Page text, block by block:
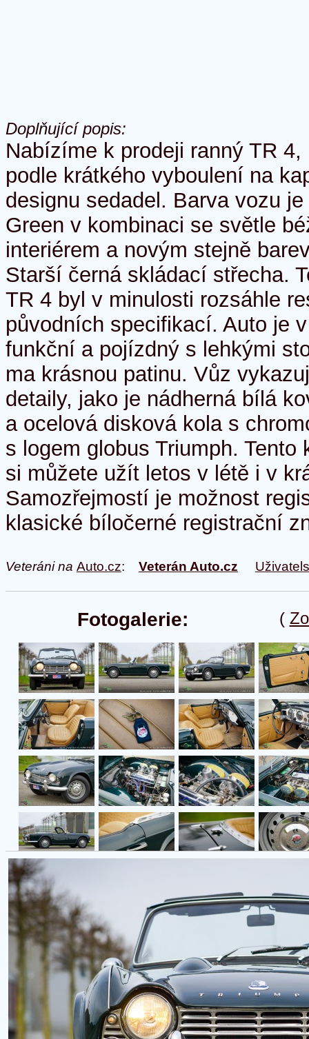
Doplňující popis:
Nabízíme k prodeji ranný TR
podle krátkého vyboulení na
designu sedadel. Barva vozu
Green v kombinaci se světle
interiérem a novým stejně
Starší černá skládací střecha.
TR 4 byl v minulosti rozsáhle
původních specifikací. Auto je
funkční a pojízdný s lehkými
ma krásnou patinu. Vůz
detaily, jako je nádherná bílá
a ocelová disková kola s
s logem globus Triumph. Tento
si můžete užít letos v létě i v
Samozřejmostí je možnost
klasické bíločerné registrační
Veteráni na Auto.cz: Veterán Auto.cz
(
Fotogalerie: